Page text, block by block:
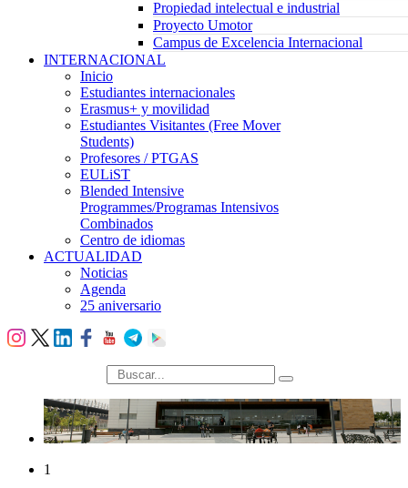
Propiedad intelectual e industrial
Proyecto Umotor
Campus de Excelencia Internacional
INTERNACIONAL
Inicio
Estudiantes internacionales
Erasmus+ y movilidad
Estudiantes Visitantes (Free Mover
Students)
Profesores / PTGAS
EULiST
Blended Intensive
Programmes/Programas Intensivos
Combinados
Centro de idiomas
ACTUALIDAD
Noticias
Agenda
25 aniversario
búsqueda
1